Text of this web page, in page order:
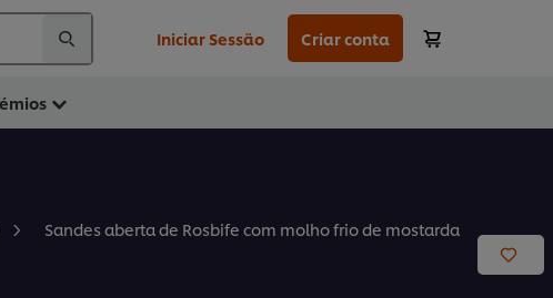
Iniciar Sessão Criar conta
Sandes aberta de Rosbife com molho frio de mostarda